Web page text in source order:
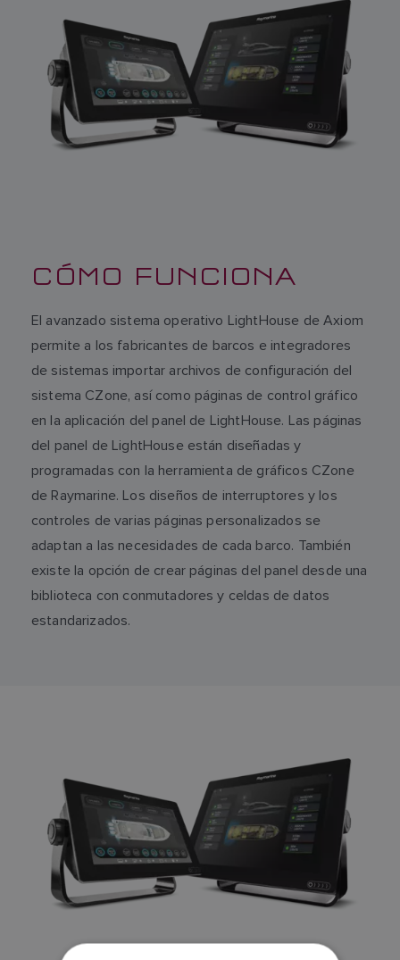
CÓMO FUNCIONA
El avanzado sistema operativo LightHouse de Axiom
permite a los fabricantes de barcos e integradores
de sistemas importar archivos de configuración del
sistema CZone, así como páginas de control gráfico
en la aplicación del panel de LightHouse. Las páginas
del panel de LightHouse están diseñadas y
programadas con la herramienta de gráficos CZone
de Raymarine. Los diseños de interruptores y los
controles de varias páginas personalizados se
adaptan a las necesidades de cada barco. También
existe la opción de crear páginas del panel desde una
biblioteca con conmutadores y celdas de datos
estandarizados.